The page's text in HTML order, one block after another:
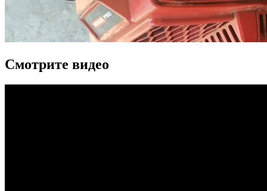
Смотрите видео